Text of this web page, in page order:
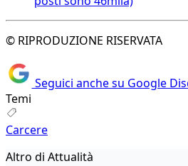
© RIPRODUZIONE RISERVATA
Seguici anche su Google
Temi
Carcere
Altro di Attualità